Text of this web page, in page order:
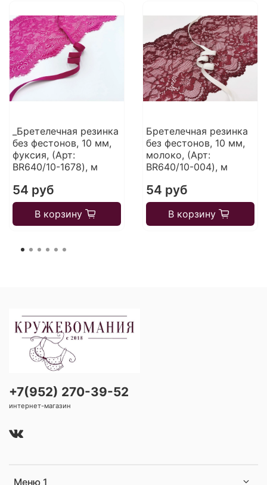
_Бретелечная резинка
без фестонов, 10 мм,
фуксия, (Арт:
BR640/10-1678), м
54 руб
В корзину
Бретелечная резинка
без фестонов, 10 мм,
молоко, (Арт:
BR640/10-004), м
54 руб
В корзину
Меню 1
+7(952) 270-39-52
интернет-магазин